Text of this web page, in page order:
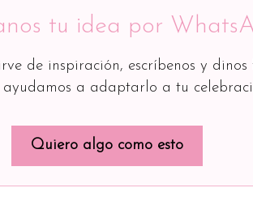
tu idea por
de inspiración, escríbenos y
ayudamos a adaptarlo a tu
Quiero algo como esto